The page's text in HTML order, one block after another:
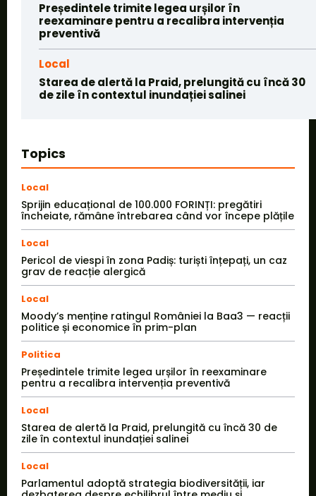
Președintele trimite legea urșilor în
reexaminare pentru a recalibra intervenția
preventivă
Local
Starea de alertă la Praid, prelungită cu încă 30
de zile în contextul inundației salinei
Topics
Local
Sprijin educațional de 100.000 FORINȚI: pregătiri
încheiate, rămâne întrebarea când vor începe plățile
Local
Pericol de viespi în zona Padiș: turiști înțepați, un caz
grav de reacție alergică
Local
Moody’s menține ratingul României la Baa3 — reacții
politice și economice în prim-plan
Politica
Președintele trimite legea urșilor în reexaminare
pentru a recalibra intervenția preventivă
Local
Starea de alertă la Praid, prelungită cu încă 30 de
zile în contextul inundației salinei
Local
Parlamentul adoptă strategia biodiversității, iar